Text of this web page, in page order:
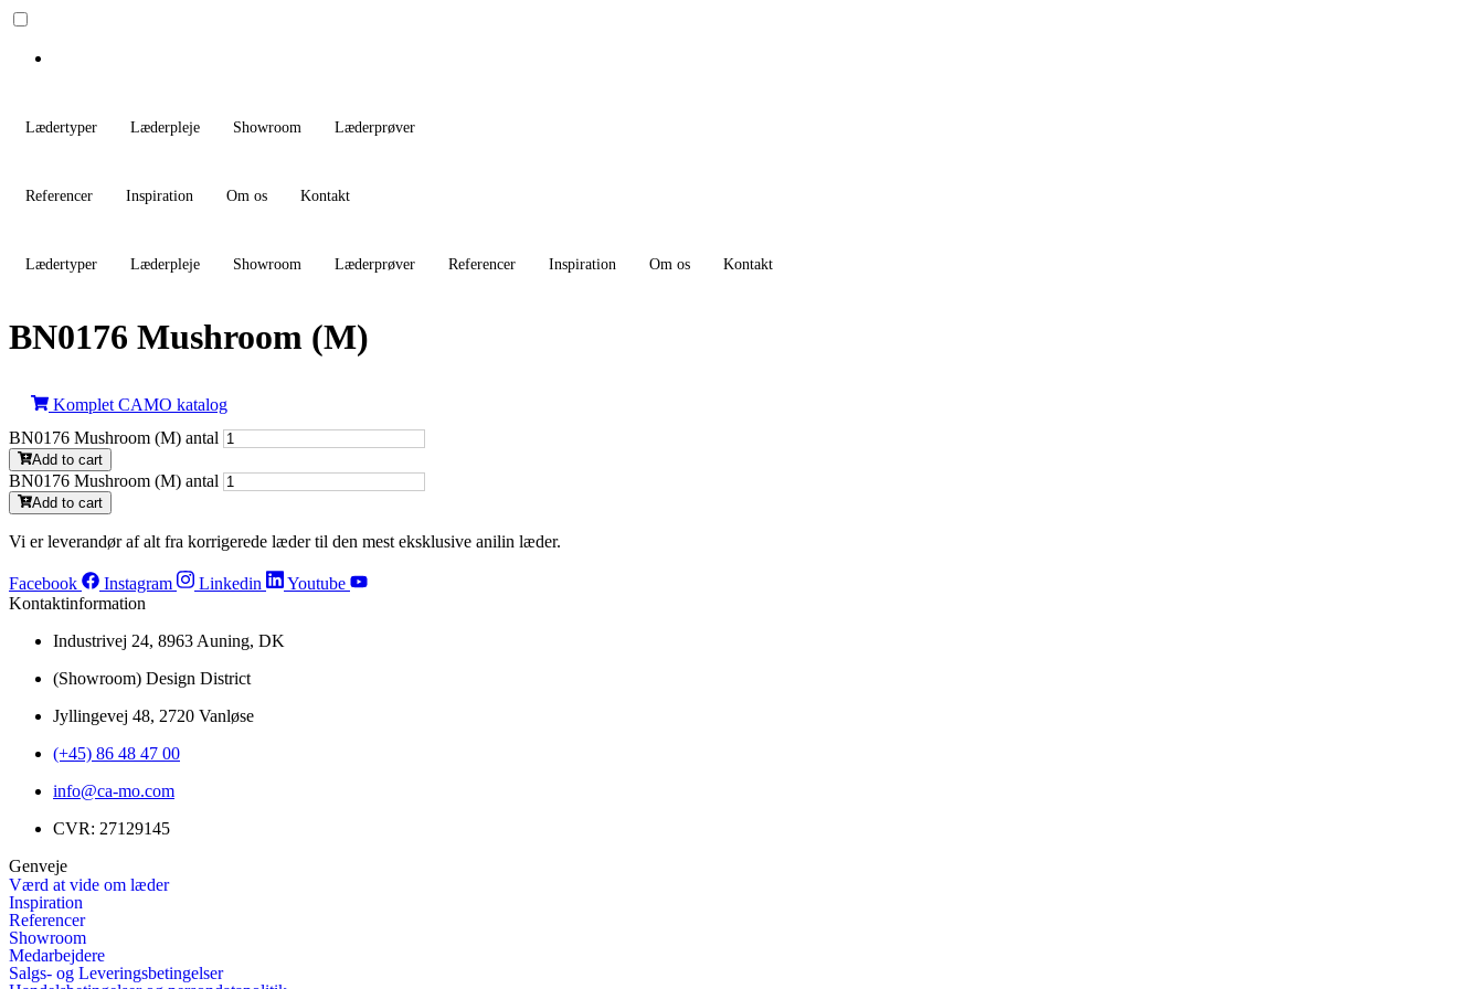
Lædertyper Læderpleje Showroom Læderprøver
Referencer Inspiration Om os Kontakt
Lædertyper Læderpleje Showroom Læderprøver Referencer Inspiration Om os Kontakt
BN0176 Mushroom (M)
Komplet CAMO katalog
BN0176 Mushroom (M) antal
Add to cart
BN0176 Mushroom (M) antal
Add to cart
Vi er leverandør af alt fra korrigerede læder til den mest eksklusive anilin læder.
Facebook Instagram Linkedin
Youtube
Kontaktinformation
Industrivej 24, 8963 Auning, DK
(Showroom) Design District
Jyllingevej 48, 2720 Vanløse
(+45) 86 48 47 00
info@ca-mo.com
CVR: 27129145
Genveje
Værd at vide om læder
Inspiration
Referencer
Showroom
Medarbejdere
Salgs- og Leveringsbetingelser